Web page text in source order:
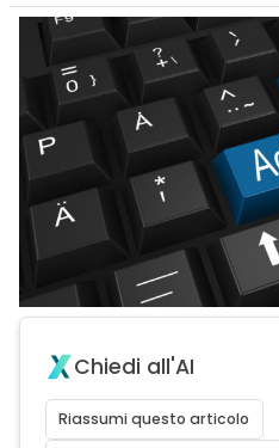
Chiedi all'AI
Riassumi questo articolo